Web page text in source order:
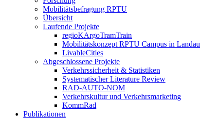
Mobilitätsbefragung RPTU
Übersicht
Laufende Projekte
regioKArgoTramTrain
Mobilitätskonzept RPTU Campus in Landau
LivableCities
Abgeschlossene Projekte
Verkehrssicherheit & Statistiken
Systematischer Literature Review
RAD-AUTO-NOM
Verkehrskultur und Verkehrsmarketing
KommRad
Publikationen